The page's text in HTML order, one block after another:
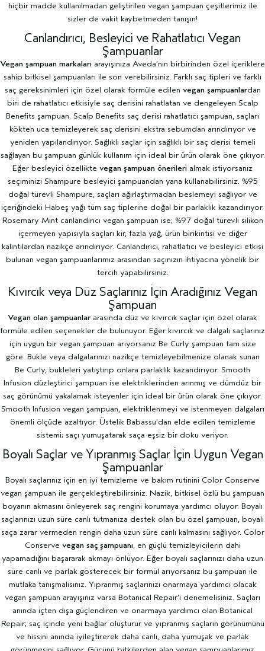
hiçbir madde kullanılmadan geliştirilen vegan şampuan çeşitlerimiz ile
sizler de vakit kaybetmeden tanışın!
Canlandırıcı, Besleyici ve Rahatlatıcı Vegan
Şampuanlar
Vegan şampuan markaları arayışınıza Aveda’nın birbirinden özel içeriklere
sahip bitkisel şampuanları ile son verebilirsiniz. Farklı saç tipleri ve farklı
saç gereksinimleri için özel olarak formüle edilen vegan şampuanlardan
biri de rahatlatıcı etkisiyle saç derisini rahatlatan ve dengeleyen Scalp
Benefits şampuan. Scalp Benefits saç derisi rahatlatıcı şampuan, saçları
kökten uca temizleyerek saç derisini ekstra sebumdan arındırıyor ve
yeniden yapılandırıyor. Sağlıklı saçlar için sağlıklı bir saç derisi temeli
sağlayan bu şampuan günlük kullanım için ideal bir ürün olarak öne çıkıyor.
Eğer besleyici özellikte vegan şampuan önerileri almak istiyorsanız
seçiminizi Shampure besleyici şampuandan yana kullanabilirsiniz. %95
doğal türevli Shampure, saçları ağırlaştırmadan beslemeyi sağlıyor ve
içeriğindeki Habeş yağı tüm saç tiplerine doğal bir parlaklık kazandırıyor.
Rosemary Mint canlandırıcı vegan şampuan ise; %97 doğal türevli silikon
içermeyen yapısıyla saçları kir, fazla yağ, ürün birikintisi ve diğer
kalıntılardan nazikçe arındırıyor. Canlandırıcı, rahatlatıcı ve besleyici etkisi
bulunan vegan şampuanlarımız arasından saçınızın ihtiyacına yönelik bir
tercih yapabilirsiniz.
Kıvırcık veya Düz Saçlarınız İçin Aradığınız Vegan
Şampuan
Vegan olan şampuanlar arasında düz ve kıvırcık saçlar için özel olarak
formüle edilen seçenekler de bulunuyor. Eğer kıvırcık ve dalgalı saçlarınız
için uygun bir vegan şampuan arıyorsanız Be Curly şampuan tam size
göre. Bukle veya dalgalarınızı nazikçe temizleyebilmenize olanak sunan
Be Curly, bukleleri yatıştırıp onlara parlaklık kazandırıyor. Smooth
Infusion düzleştirici şampuan ise elektriklerinden arınmış ve dümdüz bir
saç görünümü yakalamak isteyenler için ideal bir ürün olarak öne çıkıyor.
Smooth Infusion vegan şampuan, elektriklenmeyi ve istenmeyen dalgaları
önemli ölçüde azaltıyor. Üstelik Babassu'dan elde edilen temizleme
sistemi; saçı yumuşatarak saça eşsiz bir doku veriyor.
Boyalı Saçlar ve Yıpranmış Saçlar İçin Uygun Vegan
Şampuanlar
Boyalı saçlarınız için en iyi temizleme ve bakım rutinini Color Conserve
vegan şampuan ile gerçekleştirebilirsiniz. Nazik, bitkisel özlü bu şampuan
boyanın akmasını önleyerek saç rengini korumaya yardımcı oluyor. Boyalı
saçlarınızı uzun süre canlı tutmanıza destek olan bu özel şampuan, boyalı
saça zarar vermeden rengin daha uzun süre canlı kalmasını sağlıyor. Color
Conserve vegan saç şampuanı, en güçlü temizleyicilerin dahi
yapamadığını başararak akmayı önlüyor. Eğer boyalı saçlarınızı daha uzun
süre canlı ve parlak gösterecek bir formül arıyorsanız bu şampuan ile
mutlaka tanışmalısınız. Yıpranmış saçlarınızı onarmaya yardımcı olacak
vegan şampuan arayışınız varsa Botanical Repair’i denemelisiniz. Saçları
anında içten dışa güçlendiren ve onarmaya yardımcı olan Botanical
Repair; saç içinde yeni bağlar oluşturur ve yıpranmış saçların görünümünü
ve hissini anında iyileştirerek daha canlı, daha yumuşak ve parlak